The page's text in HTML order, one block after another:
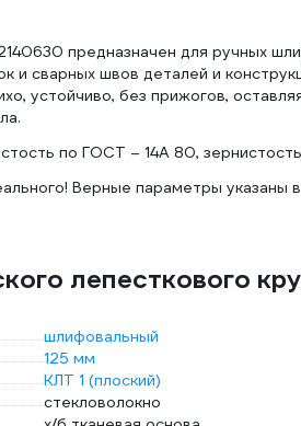
предназначен для ручных
и сварных швов деталей и
устойчиво, без прижогов,
по ГОСТ – 14А 80, зернистость
Верные параметры указаны в
лепесткового
шлифовальный
125 мм
КЛТ 1 (плоский)
стекловолокно